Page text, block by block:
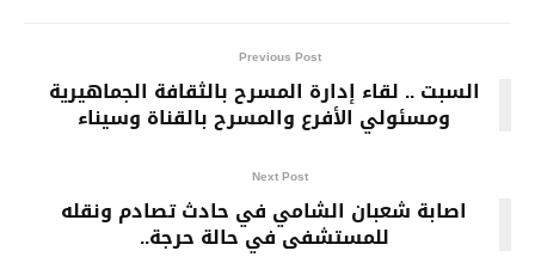
Previous Post
السبت .. لقاء إدارة المسرح بالثقافة الجماهيرية
ومسئولي الأفرع والمسرح بالقناة وسيناء
Next Post
اصابة شعبان الشامي في حادث تصادم ونقله
للمستشفى في حالة حرجة..